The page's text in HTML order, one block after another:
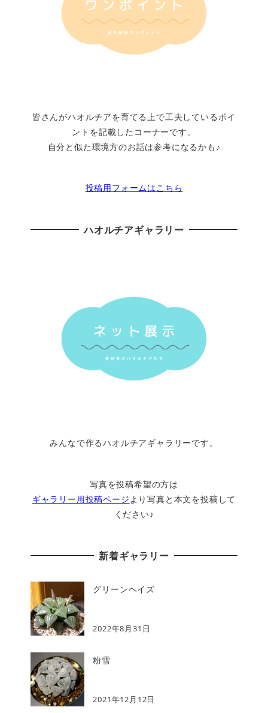
皆さんがハオルチアを育てる上で工夫しているポイ
ントを記載したコーナーです。
自分と似た環境方のお話は参考になるかも♪
投稿用フォームはこちら
ハオルチアギャラリー
みんなで作るハオルチアギャラリーです。
写真を投稿希望の方は
ギャラリー用投稿ページ より写真と本文を投稿して
ください♪
新着ギャラリー
グリーンヘイズ
2022年8月31日
粉雪
2021年12月12日